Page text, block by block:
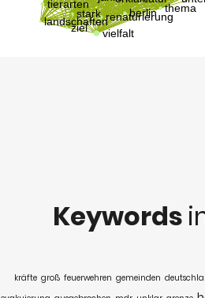
Keywords
kräfte groß feuerwehren gemeinden